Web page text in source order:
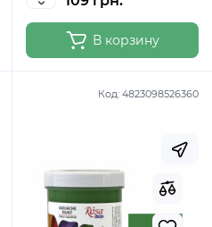
В корзину
Код: 4823098526360